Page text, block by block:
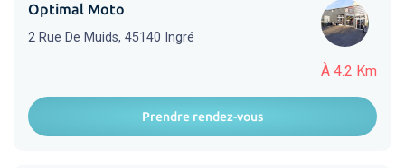
À 4.2 Km
Optimal Moto
2 Rue De Muids, 45140 Ingré
Prendre rendez-vous